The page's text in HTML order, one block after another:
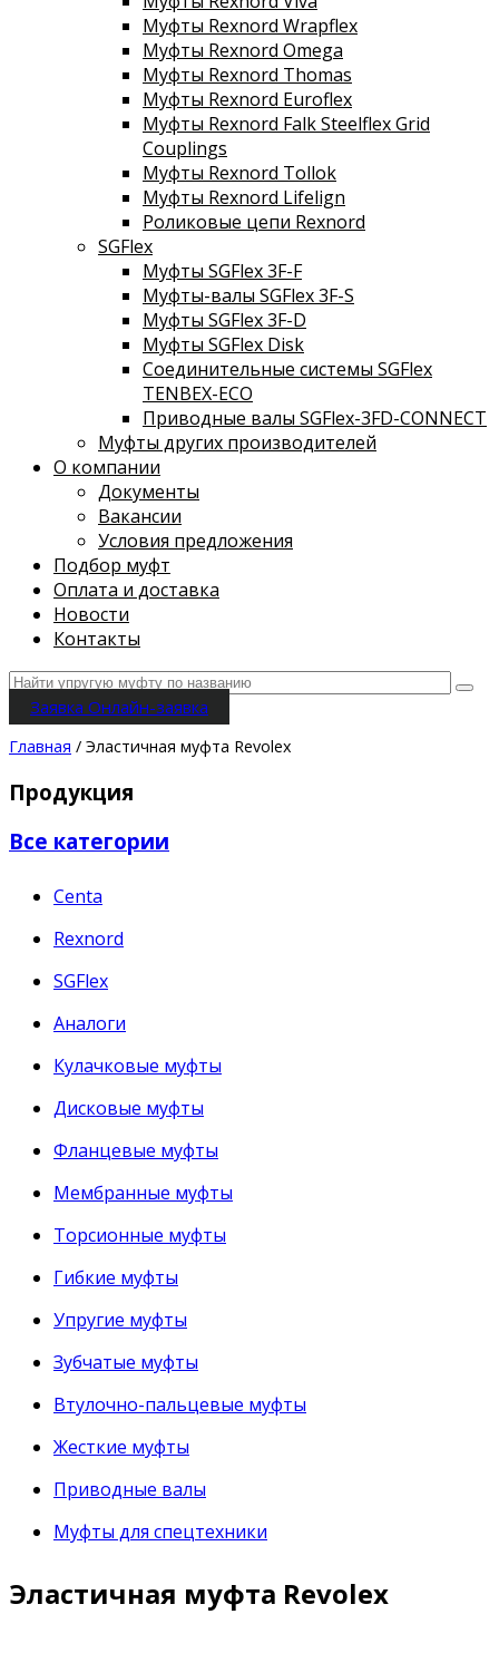
Муфты Rexnord Wrapflex
Муфты Rexnord Omega
Муфты Rexnord Thomas
Муфты Rexnord Euroflex
Муфты Rexnord Falk Steelflex Grid
Couplings
Муфты Rexnord Tollok
Муфты Rexnord Lifelign
Роликовые цепи Rexnord
SGFlex
Муфты SGFlex 3F-F
Муфты-валы SGFlex 3F-S
Муфты SGFlex 3F-D
Муфты SGFlex Disk
Соединительные системы SGFlex
TENBEX-ECO
Приводные валы SGFlex-3FD-CONNECT
Муфты других производителей
О компании
Документы
Вакансии
Условия предложения
Подбор муфт
Оплата и доставка
Новости
Контакты
Заявка Онлайн-заявка
Главная / Эластичная муфта Revolex
Продукция
Все категории
Centa
Rexnord
SGFlex
Аналоги
Кулачковые муфты
Дисковые муфты
Фланцевые муфты
Мембранные муфты
Торсионные муфты
Гибкие муфты
Упругие муфты
Зубчатые муфты
Втулочно-пальцевые муфты
Жесткие муфты
Приводные валы
Муфты для спецтехники
Эластичная муфта Revolex